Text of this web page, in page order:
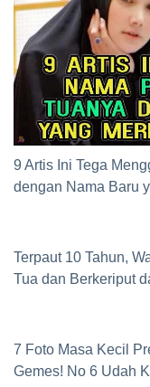
9 Artis Ini Tega
dengan Nama Baru
Terpaut 10 Tahun,
Tua dan Berkeriput
7 Foto Masa Kecil
Gemes! No 6 Udah